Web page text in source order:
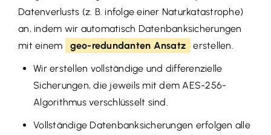
Datenverlusts (z. B. infolge einer Naturkatastrophe)
an, indem wir automatisch Datenbanksicherungen
mit einem
geo-redundanten Ansatz
erstellen.
Wir erstellen vollständige und differenzielle
Sicherungen, die jeweils mit dem AES-256-
Algorithmus verschlüsselt sind.
Vollständige Datenbanksicherungen erfolgen alle